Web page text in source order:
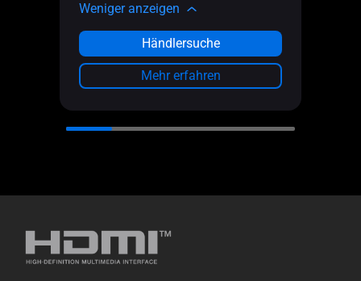
Weniger anzeigen
Händlersuche
Mehr erfahren